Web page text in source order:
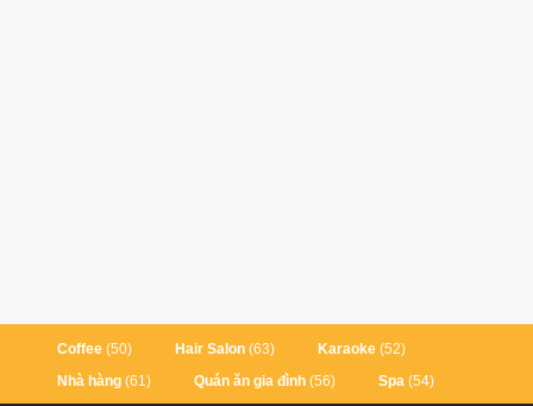
Coffee (50) Hair Salon (63) Karaoke (52)
Nhà hàng (61) Quán ăn gia đình (56) Spa (54)